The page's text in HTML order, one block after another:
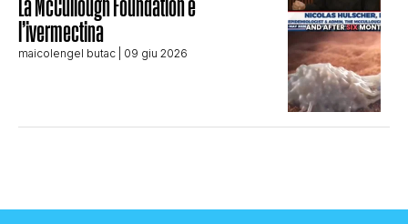
La McCullough Foundation e
l’ivermectina
maicolengel butac | 09 giu 2026